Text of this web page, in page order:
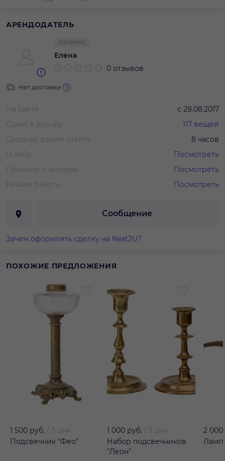
АРЕНДОДАТЕЛЬ
Елена
0 отзывов
Нет доставки
На сайте с 28.08.2017
Сдает в аренду
117 вещей
Среднее время ответа
8 часов
О себе
Посмотреть
Правила и штрафы
Посмотреть
Режим работы
Посмотреть
Сообщение
Зачем оформлять сделку на Next2U?
ПОХОЖИЕ ПРЕДЛОЖЕНИЯ
1 500 руб.
3 дня
Подсвечник "Фео"
1 000 руб.
3 дня
Набор подсвечников
"Леон"
2 000